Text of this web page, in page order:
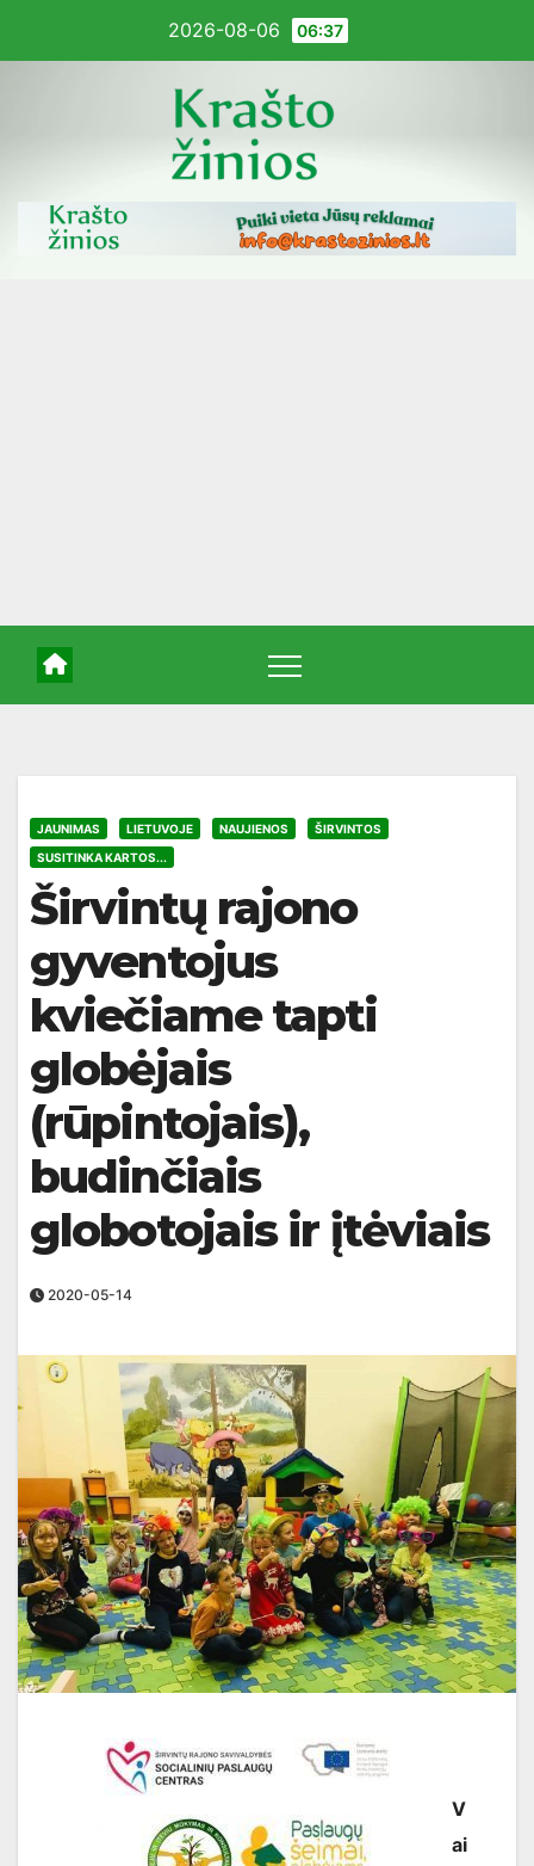
2026-08-06 06:37
JAUNIMAS LIETUVOJE NAUJIENOS
ŠIRVINTOS
SUSITINKA KARTOS...
Širvintų rajono
gyventojus
kviečiame tapti
globėjais
(rūpintojais),
budinčiais
globotojais ir įtėviais
2020-05-14
V
ai